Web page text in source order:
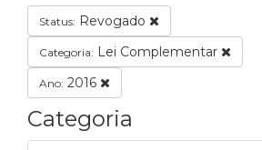
Status: Revogado
Categoria: Lei Complementar
Ano: 2016
Categoria